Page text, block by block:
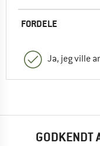
FORDELE
Ja, jeg ville
GODKENDT